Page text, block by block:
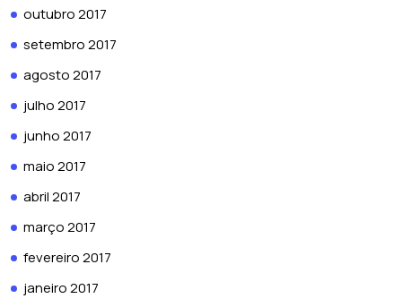
outubro 2017
setembro 2017
agosto 2017
julho 2017
junho 2017
maio 2017
abril 2017
março 2017
fevereiro 2017
janeiro 2017